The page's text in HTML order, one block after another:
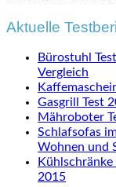
Aktuelle
Bürostuhl
Vergleich
Gasgrill Test
Mähroboter
Schlafsofas
Wohnen und
2015